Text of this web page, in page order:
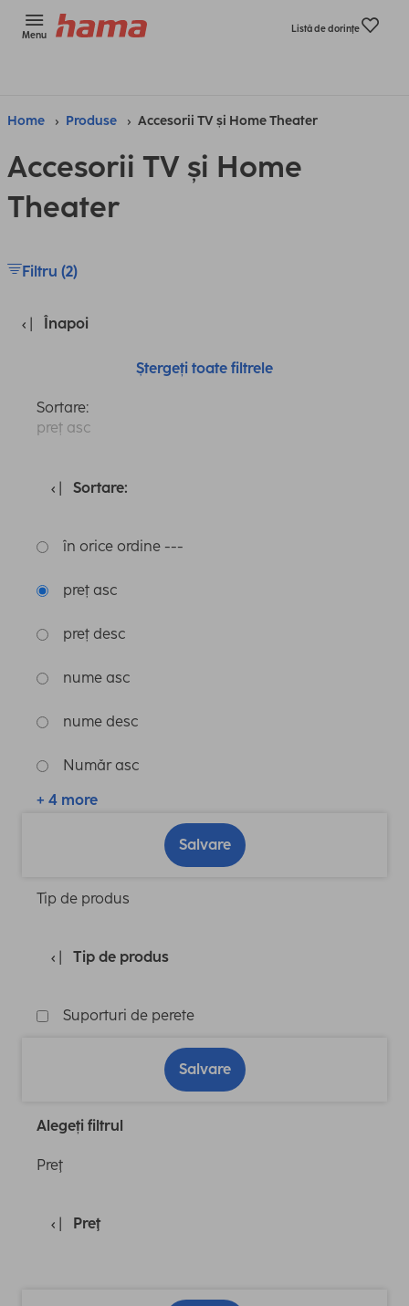
Menu
Listă de dorinţe
Home Produse Accesorii TV și Home Theater
Accesorii TV și Home
Theater
Filtru (2)
Înapoi
Ștergeți toate filtrele
Sortare:
preț asc
Sortare:
în orice ordine ---
preț asc
preț desc
nume asc
nume desc
Număr asc
+ 4 more
Salvare
Tip de produs
Tip de produs
Suporturi de perete
Salvare
Alegeți filtrul
Preţ
Preţ